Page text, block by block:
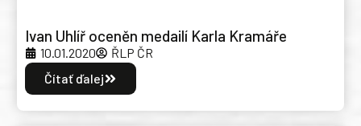
Ivan Uhlíř oceněn medailí Karla Kramáře
10.01.2020
ŘLP ČR
Čítať ďalej